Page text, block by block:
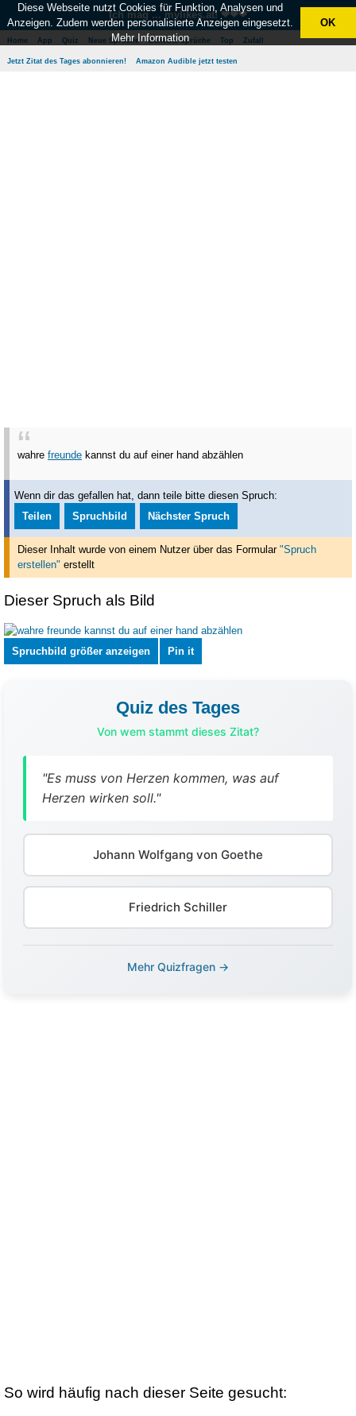
Ich mag ... mylikes.at! ❤❤❤
Home App Quiz Neue Sprüche Beliebte Sprüche Top Zufall
Jetzt Zitat des Tages abonnieren! Amazon Audible jetzt testen
wahre freunde kannst du auf einer hand abzählen
Wenn dir das gefallen hat, dann teile bitte diesen Spruch:
Teilen
Spruchbild Nächster Spruch
Dieser Inhalt wurde von einem Nutzer über das Formular "Spruch
erstellen" erstellt
Dieser Spruch als Bild
Spruchbild größer anzeigen Pin it
Quiz des Tages
Von wem stammt dieses Zitat?
"Es muss von Herzen kommen, was auf
Herzen wirken soll."
Johann Wolfgang von Goethe
Friedrich Schiller
Mehr Quizfragen →
So wird häufig nach dieser Seite gesucht:
Diese Webseite nutzt Cookies für Funktion, Analysen und
Anzeigen. Zudem werden personalisierte Anzeigen eingesetzt.
Mehr Information
OK